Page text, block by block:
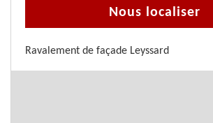
Nous localiser
Ravalement de façade Leyssard